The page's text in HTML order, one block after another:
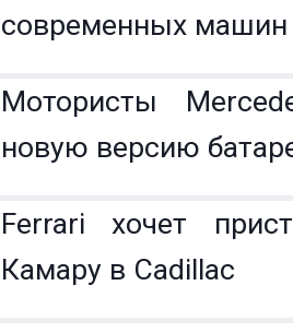
современных
Мотористы
новую версию
Ferrari хочет
Камару в Cadillac